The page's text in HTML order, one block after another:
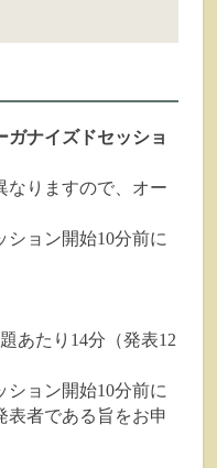
ガナイズドセッショ
なりますので、オー
ション開始10分前に
あたり14分（発表12
ション開始10分前に
表者である旨をお申